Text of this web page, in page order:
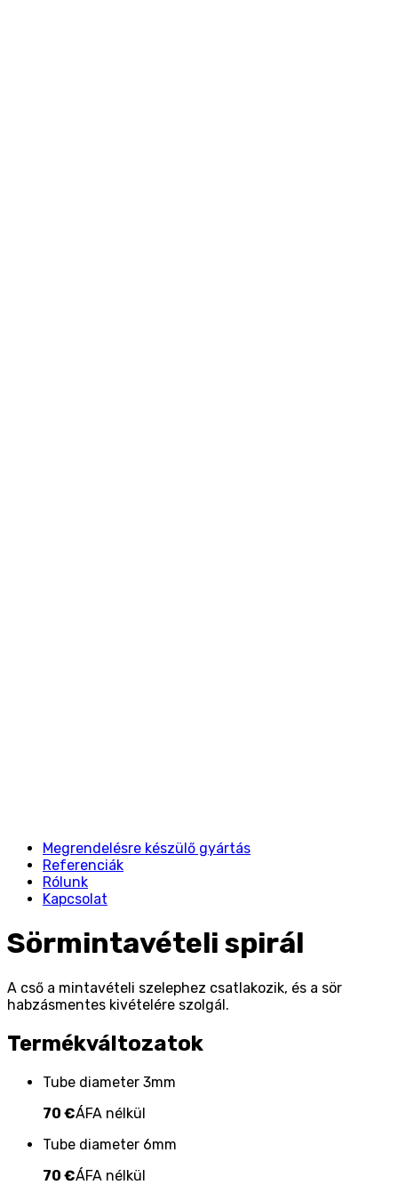
Megrendelésre készülő gyártás
Referenciák
Rólunk
Kapcsolat
Sörmintavételi spirál
A cső a mintavételi szelephez csatlakozik, és a sör
habzásmentes kivételére szolgál.
Termékváltozatok
Tube diameter 3mm
70 €ÁFA nélkül
Tube diameter 6mm
70 €ÁFA nélkül